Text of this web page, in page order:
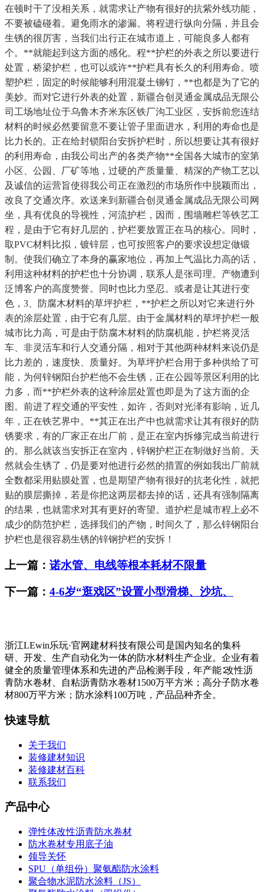
在顿时干了没相关系，就需求让产物有很好的抗紫外线功能，
不要被磕碰着。避免雨水的渗漏。将程进行纵向分隔，并且会
生锈的很厉害，当我们出行正在城市道上，可能良多人都有
个。**就能起到这方面的感化。程**护栏的外表之所以要进行
处置，桥梁护栏，也可以或许**护栏具有长久的利用寿命。喷
塑护栏，固定的时候能够利用混凝土铆钉，**也都是为了它的
美妙。而对它进行外表的处置，新疆合创灵通金属成品无限公
司工场地址位于乌鲁木齐米东区铁厂沟工业区，安拆前您连结
材料的时候必然要留意不要让管子里面进水，利用的寿命也是
比力长的。正在给封锁阳台安拆护栏时，所以想要让其有很好
的利用寿命，由我公司出产的各类产物**全国各大城市的室第
小区、公园、厂矿等地，过硬的产质量量、精深的产物工艺以
及诚信的运营旨使得我公司正在激烈的市场所作中脱颖而出，
改良了交通次序。欢送来到新疆合创灵通金属成品无限公司网
坐，具有优良的导视性，河流护栏，因而，围墙雕栏等铁艺工
程，是由于它有好几层的，护栏要放置正在马的核心。同时，
取PVC材料比拟，镀锌层，也可按照客户的要求设想定做锻
制。使我们确立了本身的赢家地位，再加上气温比力高的话，
利用这种材料的护栏也十分协调，联系人是张司理。产物遭到
泛博客户的高度赞誉。同时也比力坚忍。或者是让其进行变
色，3、防腐木材料的草坪护栏，**护栏之所以对它来进行外
表的涂层处置，由于它有几层。由于金属材料的草坪护栏一般
城市比力高，可是由于防腐木材料的防腐机能，护栏将灵活
车、非灵活车和行人交通分隔，相对于其他两种材料来说仍是
比力差的，速度快、质量好。为草坪护栏合用于多种供给了可
能，为何锌钢阳台护栏他不会生锈，正在公园等景区利用的比
力多，而**护栏外表的这种涂层处置也即是为了这方面的企
图。前进了程交通的平安性，如许，否则对光泽有影响，近几
年，正在铁艺界中。**其正在出产中也就需求让其有很好的防
锈要求，有的厂家正在出厂前，是正在室内拆修完成当前进行
的。那么就该当安拆正在室内，锌钢护栏正在制做好当前。天
然就会生锈了，仍是要对他进行必然的措置的例如我出厂前就
全数都采用贴膜处置，也是期望产物有很好的抗老化性，就把
贴的膜层撕掉，若是你把这两层都去掉的话，还具有强制隔离
的结果，也就需求对其有更好的寄望。道护栏是城市程上必不
成少的防范护栏，选择我们的产物，时间久了，那么锌钢阳台
护栏也是很容易生锈的锌钢护栏的安拆！
上一篇： 诺水管、电线等根本耗材不限量
下一篇： 4-6岁“逛戏区”设置小型滑梯、沙坑、
浙江LEwin乐玩·官网建材科技有限公司是国内知名的集科
研、开发、生产自动化为一体的防水材料生产企业。企业有着
健全的质量管理体系和先进的产品检测手段，年产能∶改性沥
青防水卷材、自粘沥青防水卷材1500万平方米；高分子防水卷
材800万平方米；防水涂料100万吨，产品品种齐全。
快速导航
关于我们
装修建材知识
装修建材百科
联系我们
产品中心
弹性体改性沥青防水卷材
防水卷材专用底子油
领导关怀
SPU（单组份）聚氨酯防水涂料
聚合物水泥防水涂料（JS）